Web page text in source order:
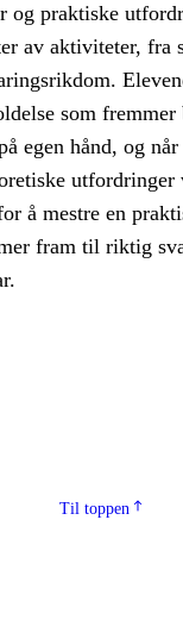
og praktiske
av aktiviteter,
som fremmer
egen hånd, og
å mestre en
fram til riktig
Til toppen